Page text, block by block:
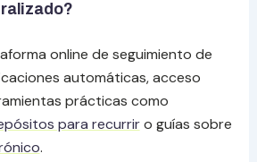
online de seguimiento de
automáticas, acceso
prácticas como
para recurriro guías sobre
.